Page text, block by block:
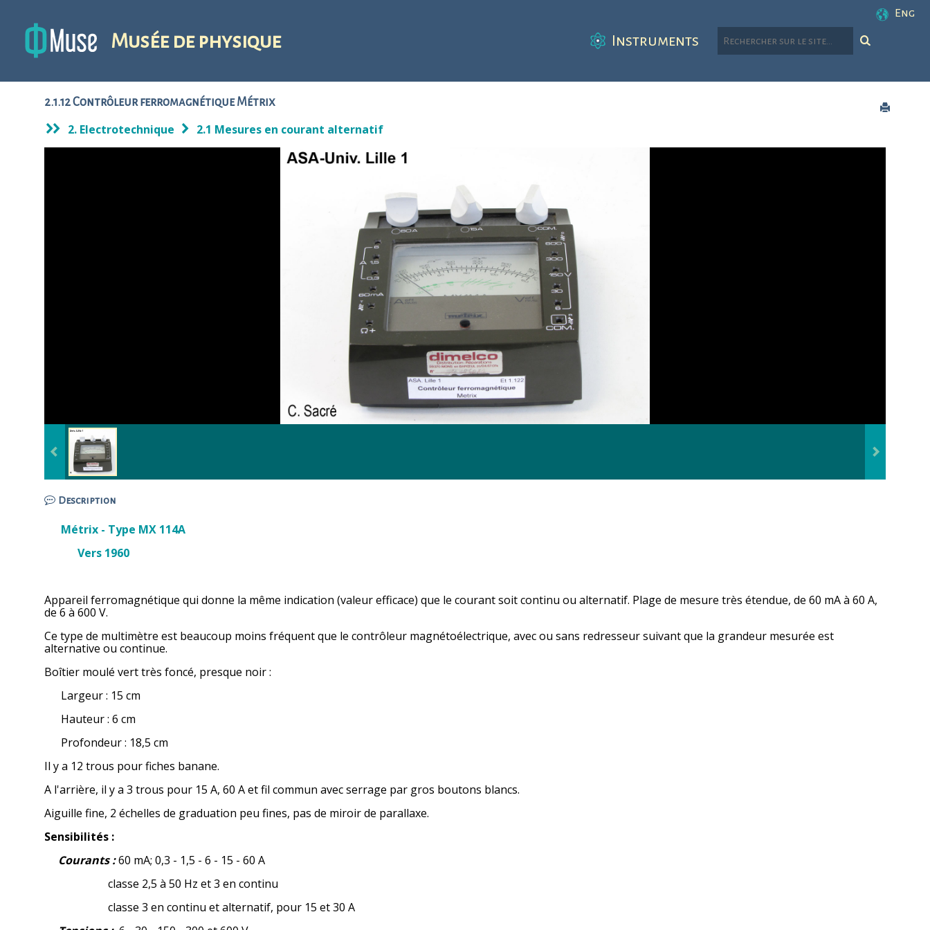
Musée de physique Instruments
Eng
2.1.12 Contrôleur ferromagnétique Métrix
2. Electrotechnique 2.1 Mesures en courant alternatif
Description
Métrix - Type MX 114A
Vers 1960
Appareil ferromagnétique qui donne la même indication (valeur efficace) que le courant soit continu ou alternatif. Plage de mesure très étendue, de 60 mA à 60 A,
de 6 à 600 V.
Ce type de multimètre est beaucoup moins fréquent que le contrôleur magnétoélectrique, avec ou sans redresseur suivant que la grandeur mesurée est
alternative ou continue.
Boîtier moulé vert très foncé, presque noir :
Largeur : 15 cm
Hauteur : 6 cm
Profondeur : 18,5 cm
Il y a 12 trous pour fiches banane.
A l'arrière, il y a 3 trous pour 15 A, 60 A et fil commun avec serrage par gros boutons blancs.
Aiguille fine, 2 échelles de graduation peu fines, pas de miroir de parallaxe.
Sensibilités :
Courants :60 mA; 0,3 - 1,5 - 6 - 15 - 60 A
classe 2,5 à 50 Hz et 3 en continu
classe 3 en continu et alternatif, pour 15 et 30 A